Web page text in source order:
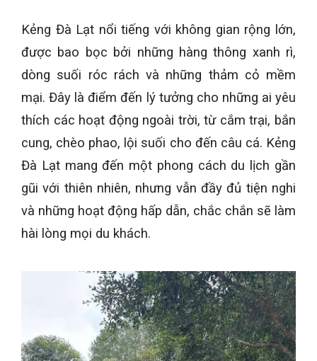
Kẻng Đà Lạt nổi tiếng với không gian rộng lớn,
được bao bọc bởi những hàng thông xanh rì,
dòng suối róc rách và những thảm cỏ mềm
mại. Đây là điểm đến lý tưởng cho những ai yêu
thích các hoạt động ngoài trời, từ cắm trại, bắn
cung, chèo phao, lội suối cho đến câu cá. Kẻng
Đà Lạt mang đến một phong cách du lịch gần
gũi với thiên nhiên, nhưng vẫn đầy đủ tiện nghi
và những hoạt động hấp dẫn, chắc chắn sẽ làm
hài lòng mọi du khách.